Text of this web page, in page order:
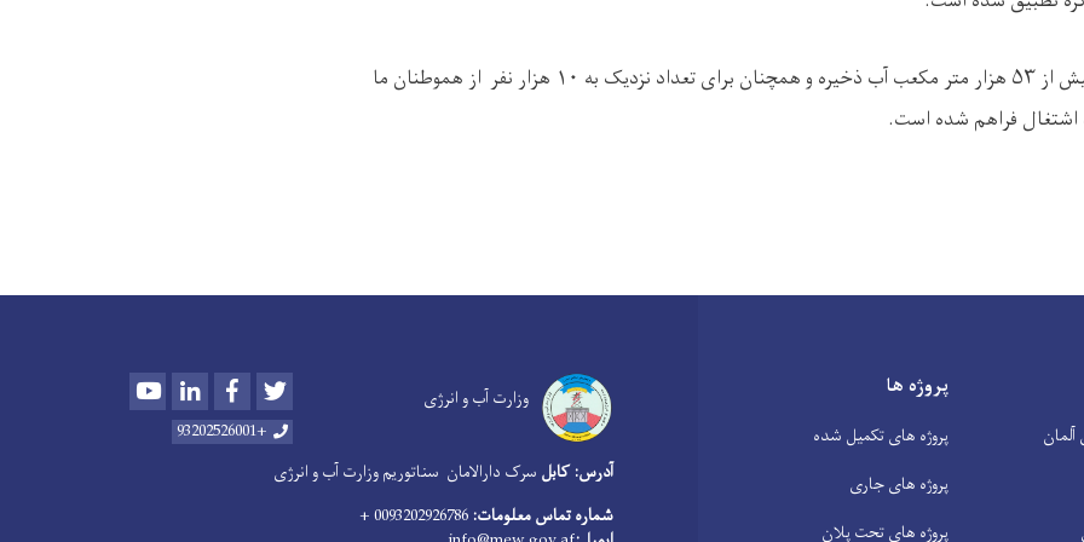
از۵۳ هزار متر مکعب آب ذخیره و همچنان برای تعداد نزدیک به ۱۰ هزار نفر از هموطنان ما
اشتغال فراهم شده است.
پروژه ها
پروژه های تکمیل شده
پروژه های جاری
پروژه های تحت پلان
وزارت آب و انرژی YoutubeLinkedInFacebook
+93202526001
آدرس: کابل سرک دارالامان سناتوریم وزارت آب و انرژی
شماره تماس معلومات: